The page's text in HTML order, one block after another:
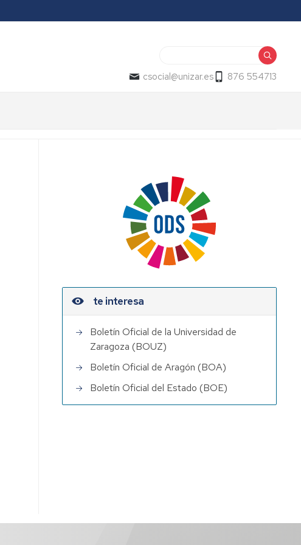
csocial@unizar.es 876 554713
te interesa
Boletín Oficial de la Universidad de
Zaragoza (BOUZ)
Boletín Oficial de Aragón (BOA)
Boletín Oficial del Estado (BOE)